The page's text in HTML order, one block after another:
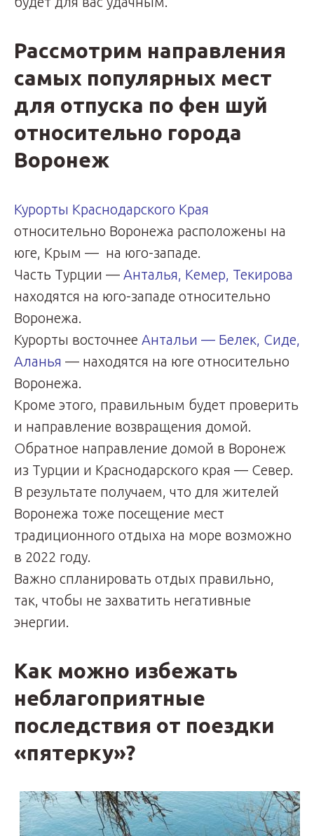
Рассмотрим направления
самых популярных мест
для отпуска по фен шуй
относительно города
Воронеж
Курорты Краснодарского Края
относительно Воронежа расположены на
юге, Крым — на юго-западе.
Часть Турции — Анталья, Кемер, Текирова
находятся на юго-западе относительно
Воронежа.
Курорты восточнее Антальи — Белек, Сиде,
Аланья — находятся на юге относительно
Воронежа.
Кроме этого, правильным будет проверить
и направление возвращения домой.
Обратное направление домой в Воронеж
из Турции и Краснодарского края — Север.
В результате получаем, что для жителей
Воронежа тоже посещение мест
традиционного отдыха на море возможно
в 2022 году.
Важно спланировать отдых правильно,
так, чтобы не захватить негативные
энергии.
Как можно избежать
неблагоприятные
последствия от поездки
«пятерку»?